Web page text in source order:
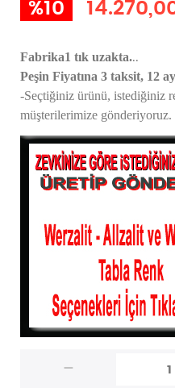
%10
Fabrika1 tık uzakta...
Peşin Fiyatına 3 taksit, 12
-Seçtiğiniz ürünü, istediğiniz
müşterilerimize gönderiyoruz.
-